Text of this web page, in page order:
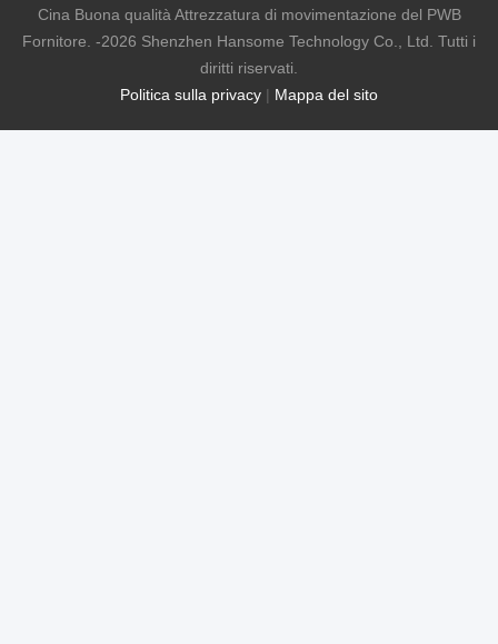
Politica sulla privacy | Mappa del sito
Cina Buona qualità Attrezzatura di movimentazione del PWB
Fornitore. -2026 Shenzhen Hansome Technology Co., Ltd. Tutti i
diritti riservati.